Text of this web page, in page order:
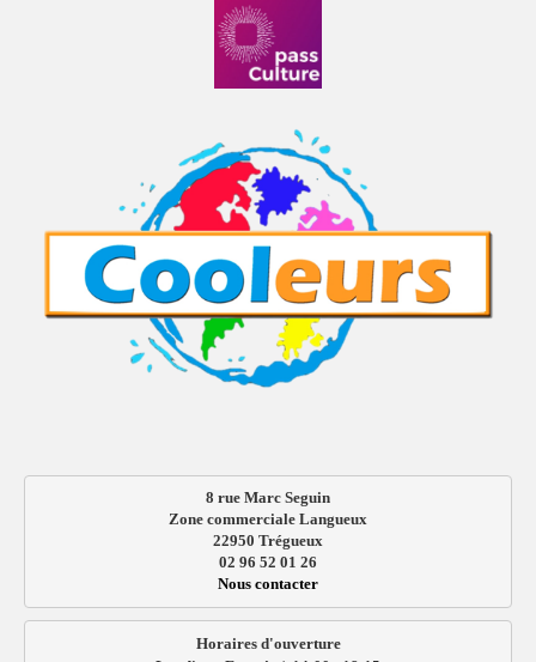
8 rue Marc Seguin
Zone commerciale Langueux
22950 Trégueux
02 96 52 01 26
Nous contacter
Horaires d'ouverture